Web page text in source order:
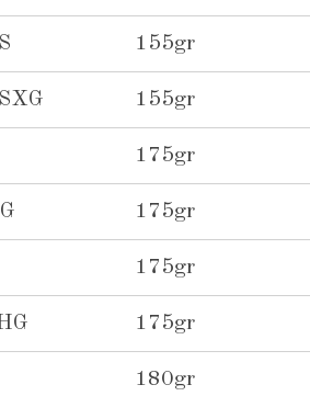
155gr
155gr
175gr
175gr
175gr
175gr
180gr